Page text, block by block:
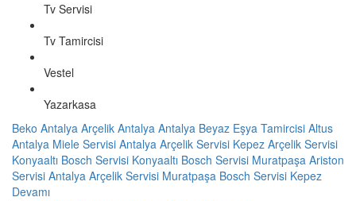
Tv Servisi
Tv Tamircisi
Vestel
Yazarkasa
Beko Antalya Arçelik Antalya Antalya Beyaz Eşya Tamircisi Altus
Antalya Miele Servisi Antalya Arçelik Servisi Kepez Arçelik Servisi
Konyaaltı Bosch Servisi Konyaaltı Bosch Servisi Muratpaşa Ariston
Servisi Antalya Arçelik Servisi Muratpaşa Bosch Servisi Kepez
Devamı